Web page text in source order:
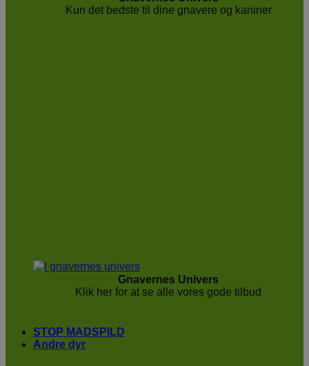
Kun det bedste til dine gnavere og kaniner
Gnavernes Univers
Klik her for at se alle vores gode tilbud
STOP MADSPILD
Andre dyr